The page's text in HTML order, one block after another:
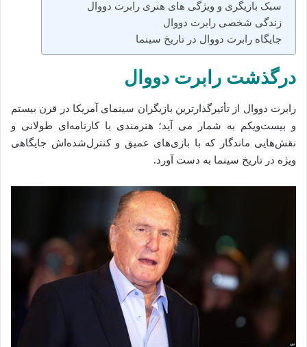
سبک بازیگری و ویژگی‌ های هنری رابرت دووال
زندگی شخصی رابرت دووال
جایگاه رابرت دووال در تاریخ سینما
درگذشت رابرت دووال
رابرت دووال از تأثیرگذارترین بازیگران سینمای آمریکا در قرن بیستم
و بیست‌ویکم به شمار می‌ آید؛ هنرمندی با کارنامه‌ای طولانی و
نقش‌هایی ماندگار که با بازی‌های عمیق و کنترل‌شده‌اش جایگاهی
ویژه در تاریخ سینما به دست آورد.